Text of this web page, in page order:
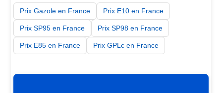
Prix Gazole en France Prix E10 en France
Prix SP95 en France Prix SP98 en France
Prix E85 en France Prix GPLc en France